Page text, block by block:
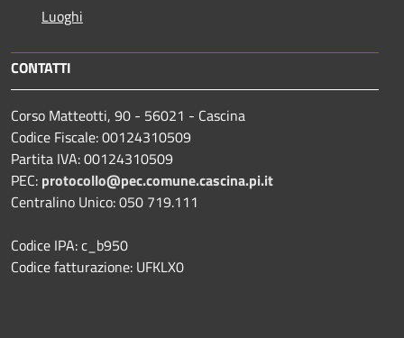
Luoghi
CONTATTI
Corso Matteotti, 90 - 56021 - Cascina
Codice Fiscale: 00124310509
Partita IVA: 00124310509
PEC: protocollo@pec.comune.cascina.pi.it
Centralino Unico: 050 719.111
Codice IPA: c_b950
Codice fatturazione: UFKLX0